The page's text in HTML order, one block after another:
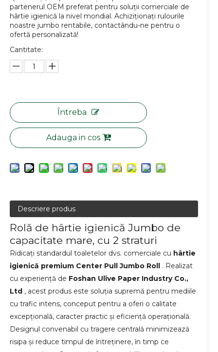
partenerul OEM preferat pentru soluții comerciale de
hârtie igienică la nivel mondial. Achiziționați rulourile
noastre jumbo rentabile, contactându-ne pentru o
ofertă personalizată!
Cantitate:
Întreba
Adauga in cos
Descriere produs
Rolă de hârtie igienică Jumbo de
capacitate mare, cu 2 straturi
Ridicați standardul toaletelor dvs. comerciale cu hârtie
igienică premium Center Pull Jumbo Roll . Realizat
cu experiență de Foshan Ulive Paper Industry Co.,
Ltd , acest produs este soluția supremă pentru mediile
cu trafic intens, conceput pentru a oferi o calitate
excepțională, caracter practic și eficiență operațională.
Designul convenabil cu tragere centrală minimizează
risipa și reduce timpul de întreținere, în timp ce